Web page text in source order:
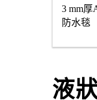
3 mm厚
防水毯
液